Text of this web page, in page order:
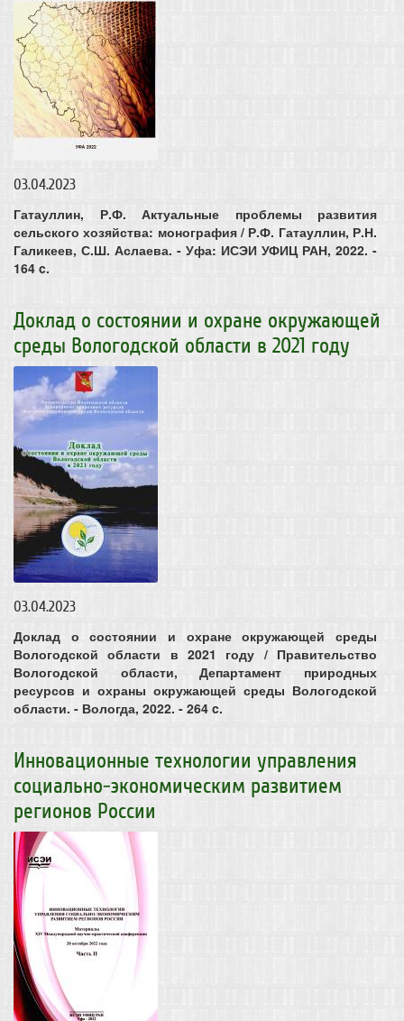
03.04.2023
Гатауллин, Р.Ф. Актуальные проблемы развития
сельского хозяйства: монография / Р.Ф. Гатауллин, Р.Н.
Галикеев, С.Ш. Аслаева. - Уфа: ИСЭИ УФИЦ РАН, 2022. -
164 c.
Доклад о состоянии и охране окружающей
среды Вологодской области в 2021 году
03.04.2023
Доклад о состоянии и охране окружающей среды
Вологодской области в 2021 году / Правительство
Вологодской области, Департамент природных
ресурсов и охраны окружающей среды Вологодской
области. - Вологда, 2022. - 264 c.
Инновационные технологии управления
социально-экономическим развитием
регионов России